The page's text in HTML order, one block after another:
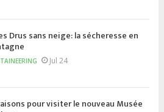
Drus sans neige: la sécheresse en
Jul 24
pour visiter le nouveau Musée